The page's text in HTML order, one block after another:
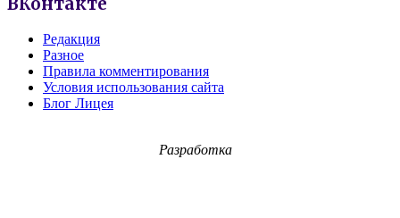
Редакция
Разное
Правила комментирования
Условия использования сайта
Блог Лицея
Разработка